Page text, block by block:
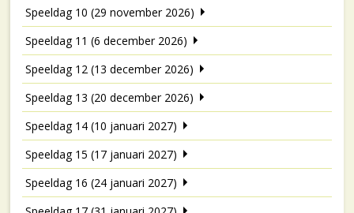
Speeldag 10 (29 november 2026)
Speeldag 11 (6 december 2026)
Speeldag 12 (13 december 2026)
Speeldag 13 (20 december 2026)
Speeldag 14 (10 januari 2027)
Speeldag 15 (17 januari 2027)
Speeldag 16 (24 januari 2027)